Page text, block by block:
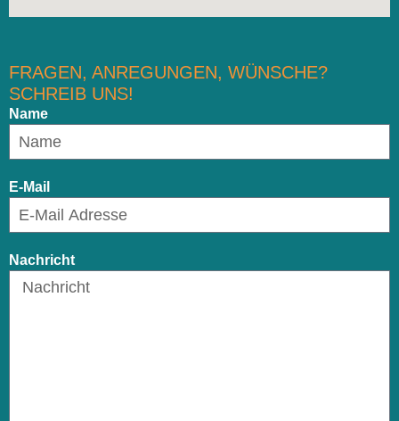
FRAGEN, ANREGUNGEN, WÜNSCHE?
SCHREIB UNS!
Name
E-Mail
Nachricht